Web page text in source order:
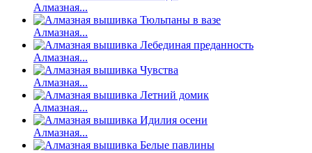
Алмазная...
Алмазная...
Алмазная...
Алмазная...
Алмазная...
Алмазная...